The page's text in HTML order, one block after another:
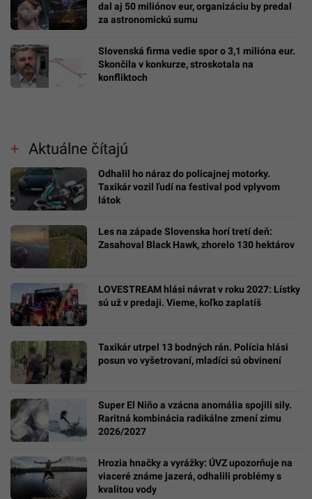
dal aj 50 miliónov eur, organizáciu by predal
za astronomickú sumu
Slovenská firma vedie spor o 3,1 milióna eur.
Skončila v konkurze, stroskotala na
konfliktoch
Aktuálne čítajú
Odhalil ho náraz do policajnej motorky.
Taxikár vozil ľudí na festival pod vplyvom
látok
Les na západe Slovenska horí tretí deň:
Zasahoval Black Hawk, zhorelo 130 hektárov
LOVESTREAM hlási návrat v roku 2027: Lístky
sú už v predaji. Vieme, koľko zaplatíš
Taxikár utrpel 13 bodných rán. Polícia hlási
posun vo vyšetrovaní, mladíci sú obvinení
Super El Niño a vzácna anomália spojili sily.
Raritná kombinácia radikálne zmení zimu
2026/2027
Hrozia hnačky a vyrážky: ÚVZ upozorňuje na
viaceré známe jazerá, odhalili problémy s
kvalitou vody